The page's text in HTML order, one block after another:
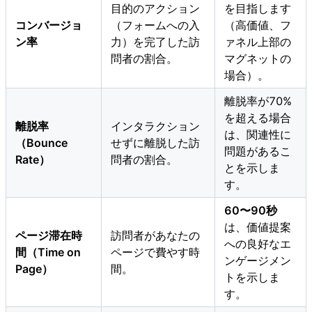
コンバージョ
ン率
目的のアクション
（フォームへの入
力）を完了した訪
問者の割合。
を目指します
（高価値、フ
ァネル上部の
マグネットの
場合）。
離脱率
（Bounce
Rate）
インタラクション
せずに離脱した訪
問者の割合。
離脱率が70%
を超える場合
は、関連性に
問題があるこ
とを示しま
す。
ページ滞在時
間（Time on
Page）
訪問者があなたの
ページで費やす時
間。
60〜90秒
は、価値提案
への良好なエ
ンゲージメン
トを示しま
す。